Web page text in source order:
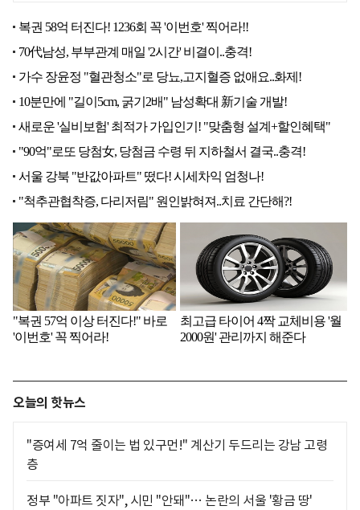
오늘의 핫뉴스
"증여세 7억 줄이는 법 있구먼!" 계산기 두드리는 강남 고령
층
정부 "아파트 짓자", 시민 "안돼"… 논란의 서울 '황금 땅'